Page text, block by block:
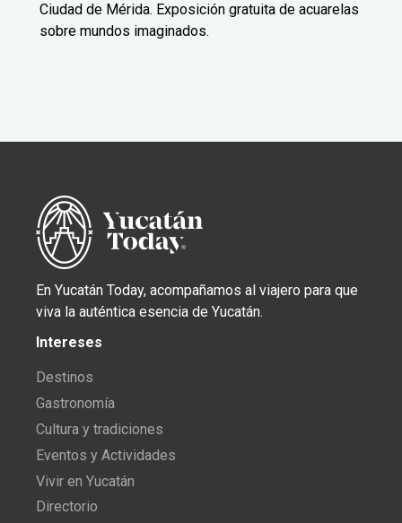
Ciudad de Mérida. Exposición gratuita de acuarelas
sobre mundos imaginados.
En Yucatán Today, acompañamos al viajero para que
viva la auténtica esencia de Yucatán.
Intereses
Destinos
Gastronomía
Cultura y tradiciones
Eventos y Actividades
Vivir en Yucatán
Directorio